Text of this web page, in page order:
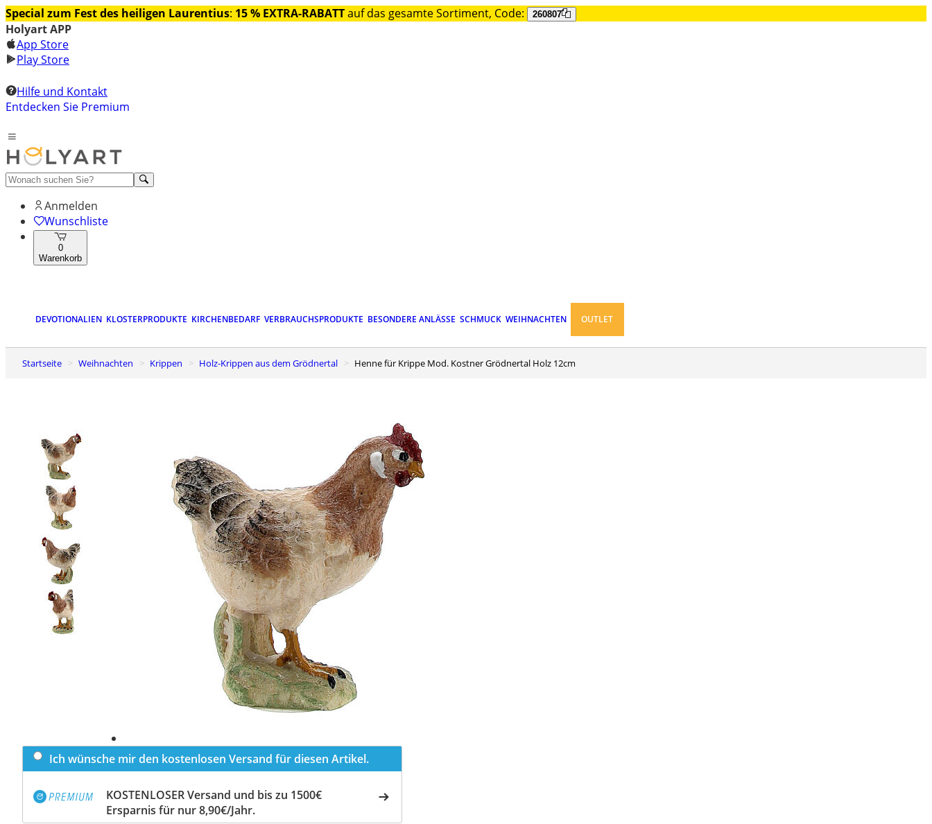
Special zum Fest des heiligen Laurentius: 15 % EXTRA-RABATTauf das gesamte Sortiment, Code: 260807
Holyart APP
App Store
Play Store
Hilfe und Kontakt
Entdecken Sie Premium
Anmelden
Wunschliste
0
Warenkorb
DEVOTIONALIEN KLOSTERPRODUKTE KIRCHENBEDARF VERBRAUCHSPRODUKTE BESONDERE ANLÄSSE SCHMUCK WEIHNACHTEN OUTLET
Startseite Weihnachten Krippen Holz-Krippen aus dem Grödnertal Henne für Krippe Mod. Kostner Grödnertal Holz 12cm
Ich wünsche mir den kostenlosen Versand für diesen Artikel.
KOSTENLOSER Versand und bis zu 1500€
Ersparnis für nur 8,90€/Jahr.